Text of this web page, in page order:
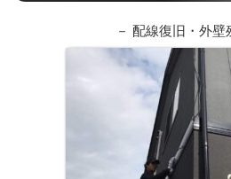
－ 配線復旧・外壁